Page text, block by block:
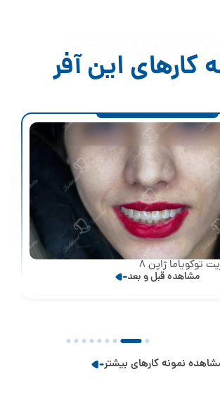
OFFER
کارهای این آفر
توکویاما ژاپن 8
مشاهده قبل و بعد
نمونه کارهای بیشتر